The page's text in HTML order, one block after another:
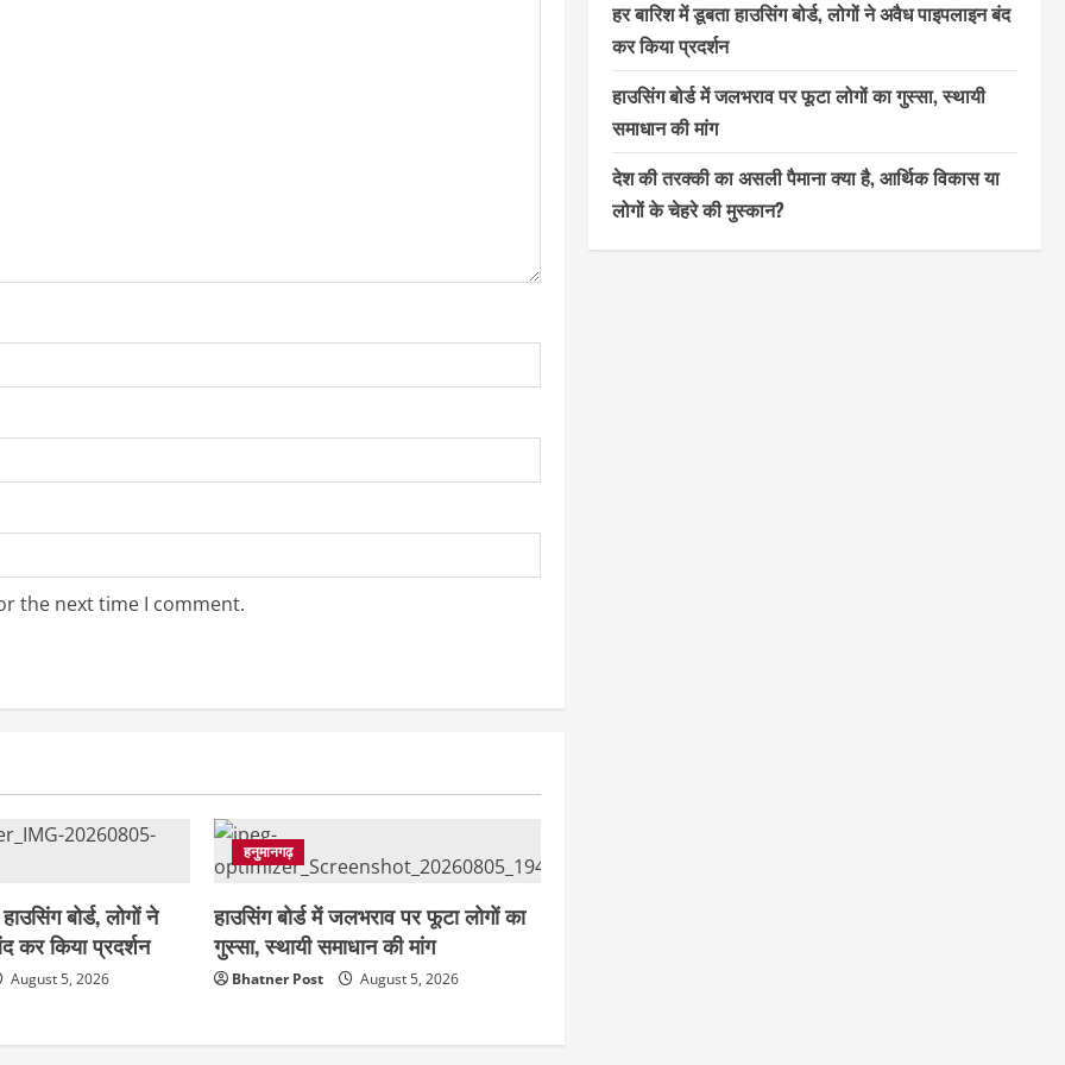
the next time I comment.
बोर्ड, लोगों ने
कर किया प्रदर्शन
August 5, 2026
हनुमानगढ़
हाउसिंग बोर्ड में जलभराव पर फूटा लोगों का
गुस्सा, स्थायी समाधान की मांग
Bhatner Post August 5, 2026
हर बारिश में डूबता हाउसिंग बोर्ड, लोगों ने अवैध पाइपलाइन बंद
कर किया प्रदर्शन
हाउसिंग बोर्ड में जलभराव पर फूटा लोगों का गुस्सा, स्थायी
समाधान की मांग
देश की तरक्की का असली पैमाना क्या है, आर्थिक विकास या
लोगों के चेहरे की मुस्कान?